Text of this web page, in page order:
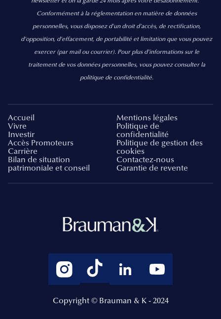
Conformément à la réglementation en matière de données
personnelles, vous disposez d'un droit d'accès, de rectification,
d’opposition, d’effacement, de portabilité et limitation que vous pouvez
exercer (par mail ou courrier). Pour plus d’informations sur le
traitement de vos données personnelles, vous pouvez consulter la
politique de confidentialité.
Accueil
Vivre
Investir
Accès Promoteurs
Carrière
Bilan de situation
patrimoniale et conseil
Mentions légales
Politique de
confidentialité
Politique de gestion des
cookies
Contactez-nous
Garantie de revente
Copyright © Brauman & K - 2024